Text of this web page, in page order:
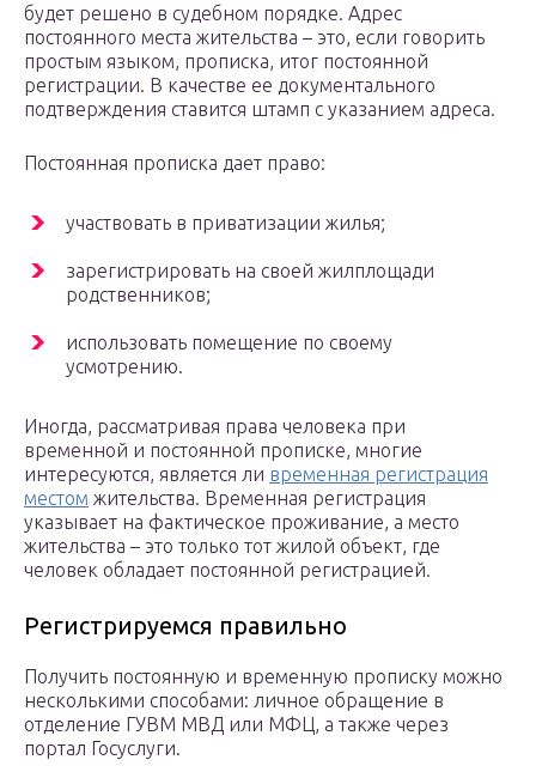
будет решено в судебном порядке. Адрес
постоянного места жительства – это, если говорить
простым языком, прописка, итог постоянной
регистрации. В качестве ее документального
подтверждения ставится штамп с указанием адреса.
Постоянная прописка дает право:
участвовать в приватизации жилья;
зарегистрировать на своей жилплощади
родственников;
использовать помещение по своему
усмотрению.
Иногда, рассматривая права человека при
временной и постоянной прописке, многие
интересуются, является ли временная регистрация
местом жительства. Временная регистрация
указывает на фактическое проживание, а место
жительства – это только тот жилой объект, где
человек обладает постоянной регистрацией.
Регистрируемся правильно
Получить постоянную и временную прописку можно
несколькими способами: личное обращение в
отделение ГУВМ МВД или МФЦ, а также через
портал Госуслуги.